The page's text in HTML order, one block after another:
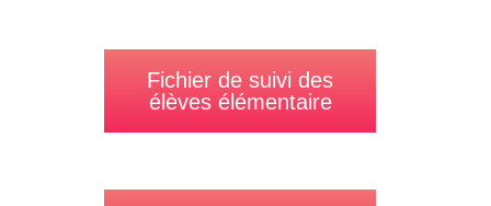
Fichier de suivi des
élèves élémentaire